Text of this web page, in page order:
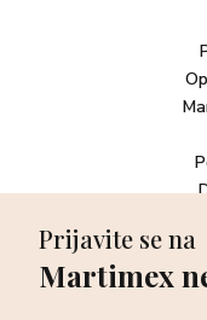
Newsletter
Prijavite se na
Martimex